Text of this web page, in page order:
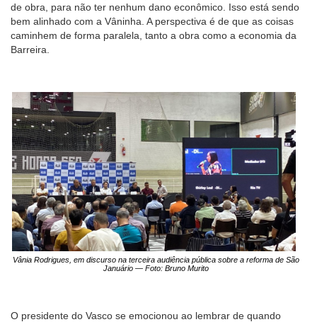
de obra, para não ter nenhum dano econômico. Isso está sendo
bem alinhado com a Vâninha. A perspectiva é de que as coisas
caminhem de forma paralela, tanto a obra como a economia da
Barreira.
Vânia Rodrigues, em discurso na terceira audiência pública sobre a reforma de São
Januário — Foto: Bruno Murito
O presidente do Vasco se emocionou ao lembrar de quando